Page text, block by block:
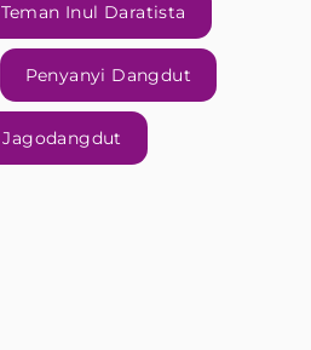
Teman Inul Daratista
Penyanyi Dangdut
Jagodangdut